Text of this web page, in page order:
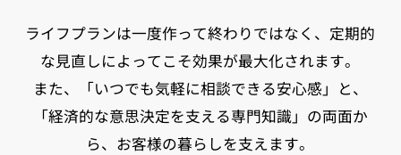
ライフプランは一度作って終わりではなく、定期的
な見直しによってこそ効果が最大化されます。
また、「いつでも気軽に相談できる安心感」と、
「経済的な意思決定を支える専門知識」の両面か
ら、お客様の暮らしを支えます。